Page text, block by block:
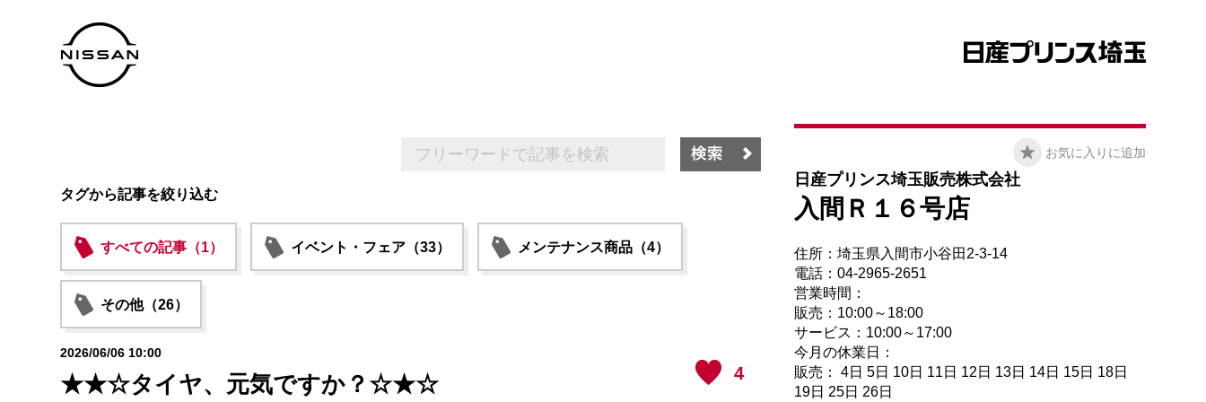
タグから記事を絞り込む
すべての記事（1） イベント・フェア（33） メンテナンス商品（4）
その他（26）
4
2026/06/06 10:00
★★☆タイヤ、元気ですか？☆★☆
お気に入りに追加
日産プリンス埼玉販売株式会社
入間Ｒ１６号店
住所：埼玉県入間市小谷田2-3-14
電話：04-2965-2651
営業時間：
販売：10:00～18:00
サービス：10:00～17:00
今月の休業日：
販売： 4日 5日 10日 11日 12日 13日 14日 15日 18日
19日 25日 26日